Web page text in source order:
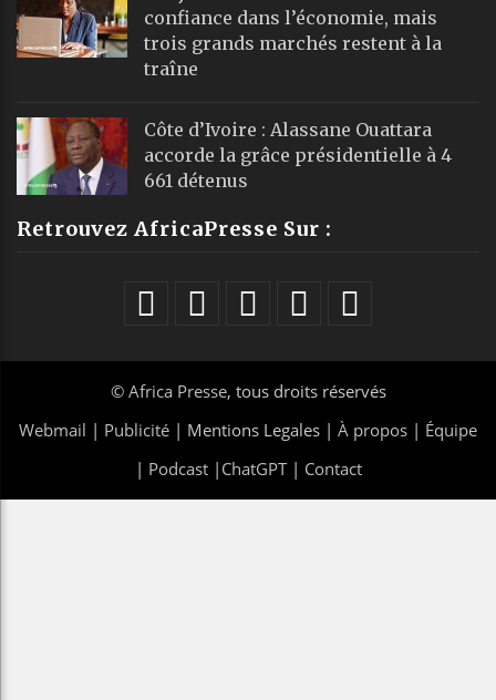
confiance dans l’économie, mais
trois grands marchés restent à la
traîne
Côte d’Ivoire : Alassane Ouattara
accorde la grâce présidentielle à 4
661 détenus
Retrouvez AfricaPresse Sur :
© Africa Presse, tous droits réservés
Webmail | Publicité | Mentions Legales | À propos | Équipe
| Podcast| ChatGPT| Contact